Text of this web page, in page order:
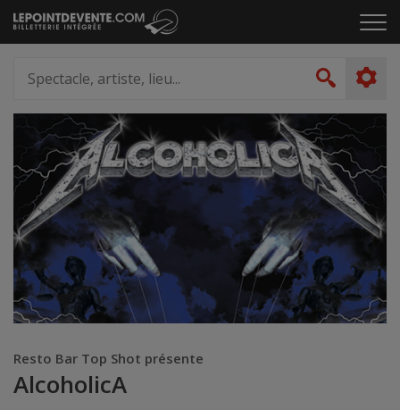
Passer
au
le
artiste,
lieu...
Resto Bar Top Shot présente
AlcoholicA